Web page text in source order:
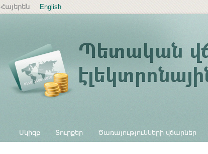
Հայերեն English
Սկիզբ Տուրքեր Ծառայությունների վճարներ